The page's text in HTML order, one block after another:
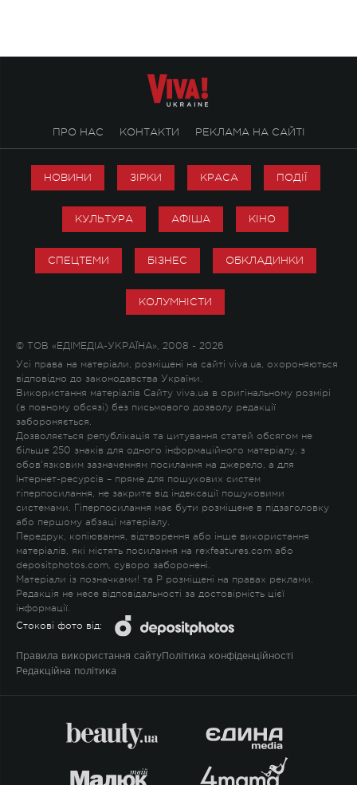
ПРО НАС КОНТАКТИ РЕКЛАМА НА САЙТІ
НОВИНИ ЗІРКИ КРАСА ПОДІЇ
КУЛЬТУРА АФІША КІНО
СПЕЦТЕМИ БІЗНЕС ОБКЛАДИНКИ
КОЛУМНІСТИ
© ТОВ «ЕДІМЕДІА-УКРАЇНА», 2008 - 2026
Усі права на матеріали, розміщені на сайті viva.ua, охороняються
відповідно до законодавства України.
Використання матеріалів Сайту viva.ua в оригінальному розмірі
(в повному обсязі) без письмового дозволу редакції
забороняється.
Дозволяється републікація та цитування статей обсягом не
більше 250 знаків для одного інформаційного матеріалу, з
обов'язковим зазначенням посилання на джерело, а для
Інтернет-ресурсів – пряме для пошукових систем
гіперпосилання, не закрите від індексації пошуковими
системами. Гіперпосилання має бути розміщене в підзаголовку
або першому абзаці матеріалу.
Передрук, копіювання, відтворення або інше використання
матеріалів, які містять посилання на rexfeatures.com або
depositphotos.com, суворо заборонені.
Матеріали із позначками! та P розміщені на правах реклами.
Редакція не несе відповідальності за достовірність цієї
інформації.
Стокові фото від:
Правила використання сайту Політика конфіденційності
Редакційна політика